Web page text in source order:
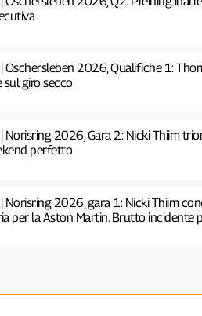
Oschersleben 2026, Qualifiche 1:
sul giro secco
Norisring 2026, Gara 2: Nicki Thiim
perfetto
Norisring 2026, gara 1: Nicki Thiim
per la Aston Martin. Brutto incidente